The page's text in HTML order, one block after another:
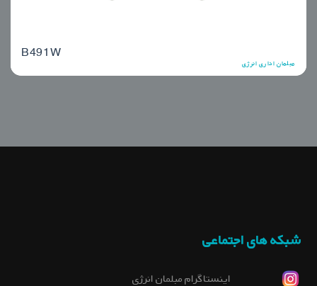
B491W
مبلمان اداری انرژی
شبکه های اجتماعی
اینستاگرام مبلمان انرژی